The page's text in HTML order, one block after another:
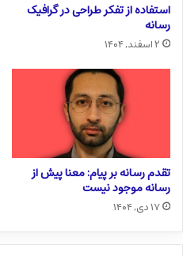
استفاده از تفکر طراحی در گرافیک
رسانه
۲ اسفند, ۱۴۰۴
تقدم رسانه بر پیام: معنا پیش از
رسانه موجود نیست
۱۷ دی, ۱۴۰۴